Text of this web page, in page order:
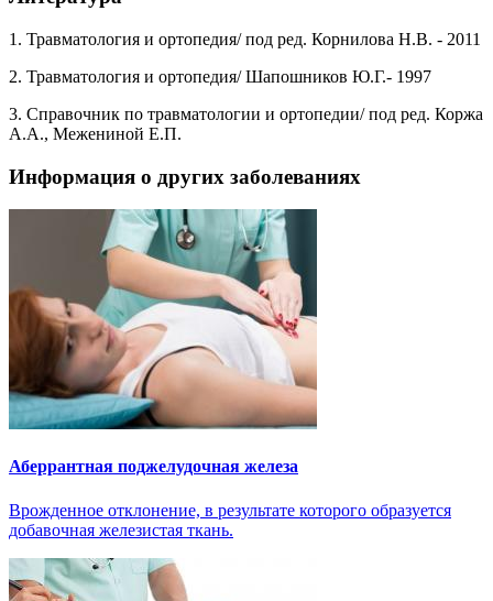
1. Травматология и ортопедия/ под ред. Корнилова Н.В. - 2011
2. Травматология и ортопедия/ Шапошников Ю.Г.- 1997
3. Справочник по травматологии и ортопедии/ под ред. Коржа
А.А., Межениной Е.П.
Информация о других заболеваниях
Аберрантная поджелудочная железа
Врожденное отклонение, в результате которого образуется
добавочная железистая ткань.